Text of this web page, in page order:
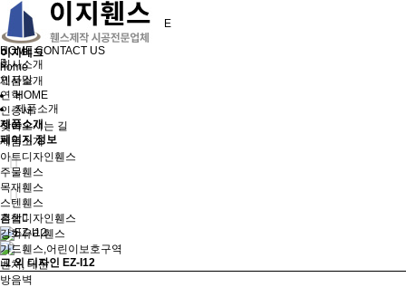
HOME CONTACT US
회사소개
인사말
연혁
인증서
찾아오시는 길
제품소개
아트디자인휀스
주물휀스
목재휀스
스텐휀스
혼합디자인휀스
강화유리휀스
가드휀스,어린이보호구역
벤치, 대문
방음벽
NEW PARADIGM EZTECH FENCE
휀스제작 시공전문업체
이지테크
home
제품소개
HOME
제품소개
제품소개
페이지 정보
검색
그 외 디자인 EZ-I12